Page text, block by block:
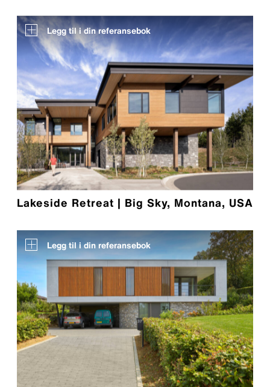
Legg til i din referansebok
Lakeside Retreat | Big Sky, Montana, USA
Legg til i din referansebok